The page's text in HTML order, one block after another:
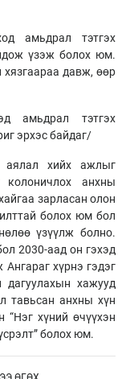
амьдрал тэтгэх
үзэж болох юм.
хязгаараа давж, өөр
амьдрал тэтгэх
эрхэс байдаг/
аялал хийх ажлыг
колоничлох анхны
зарласан олон
болох юм бол
үзүүлж болно.
2030-аад он гэхэд
хүрнэ гэдэг
дагуулахын хажууд
тавьсан анхны хүн
“Нэг хүний өчүүхэн
болох юм.